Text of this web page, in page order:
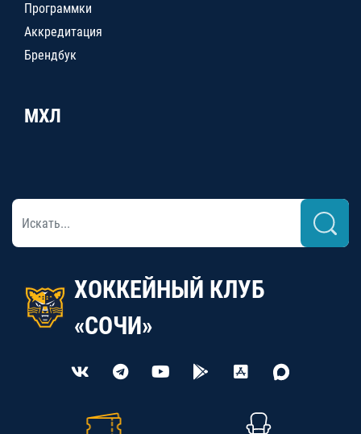
Программки
Аккредитация
Брендбук
МХЛ
ХОККЕЙНЫЙ КЛУБ
«СОЧИ»